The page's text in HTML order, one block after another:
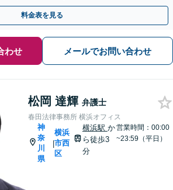
します【横浜駅徒歩5分】
料金表を見る
わせ メールでお問い合わせ
松岡 達輝 弁護士
春田法律事務所 横浜オフィス
神
奈
川
県
|
横浜
市西
区
横浜駅 か
ら徒歩3
分
営業時間：00:00
~23:59（平日）